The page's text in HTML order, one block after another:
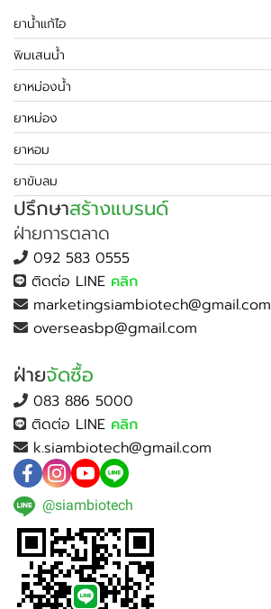
ยาน้ำแก้ไอ
พิมเสนน้ำ
ยาหม่องน้ำ
ยาหม่อง
ยาหอม
ยาขับลม
ปรึกษาสร้างแบรนด์
ฝ่ายการตลาด
092 583 0555
ติดต่อ LINE คลิก
marketingsiambiotech@gmail.com
overseasbp@gmail.com
ฝ่ายจัดซื้อ
083 886 5000
ติดต่อ LINE คลิก
k.siambiotech@gmail.com
@siambiotech